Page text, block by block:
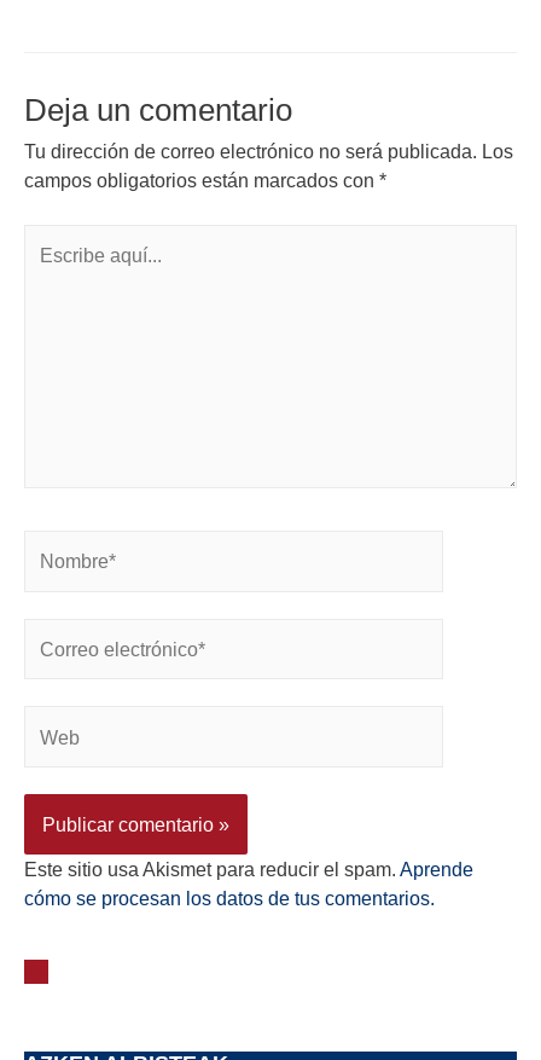
Deja un comentario
Tu dirección de correo electrónico no será publicada. Los
campos obligatorios están marcados con *
Este sitio usa Akismet para reducir el spam. Aprende
cómo se procesan los datos de tus comentarios.